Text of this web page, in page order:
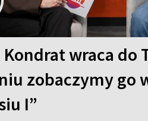
wraca do
zobaczymy go
I”